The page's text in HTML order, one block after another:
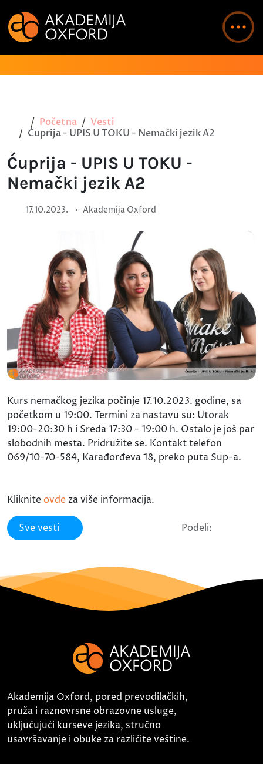
Početna
Vesti
Ćuprija - UPIS U TOKU - Nemački jezik A2
Ćuprija - UPIS U TOKU -
Nemački jezik A2
17.10.2023. • Akademija Oxford
Kurs nemačkog jezika počinje 17.10.2023. godine, sa
početkom u 19:00. Termini za nastavu su: Utorak
19:00-20:30 h i Sreda 17:30 - 19:00 h. Ostalo je još par
slobodnih mesta. Pridružite se. Kontakt telefon
069/10-70-584, Karađorđeva 18, preko puta Sup-a.
Kliknite ovde za više informacija.
Sve vesti Podeli:
Akademija Oxford, pored prevodilačkih,
pruža i raznovrsne obrazovne usluge,
uključujući kurseve jezika, stručno
usavršavanje i obuke za različite veštine.